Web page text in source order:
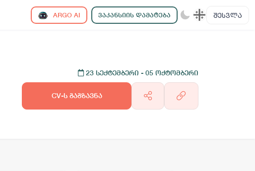
ARGO AI ᲕᲐᲙᲐᲜᲡᲘᲘᲡ ᲓᲐᲛᲐᲢᲔᲑᲐ ᲨᲔᲡᲕᲚᲐ
23 სექტემბერი - 05 ოქტომბერი
CV-ს გაგზავნა